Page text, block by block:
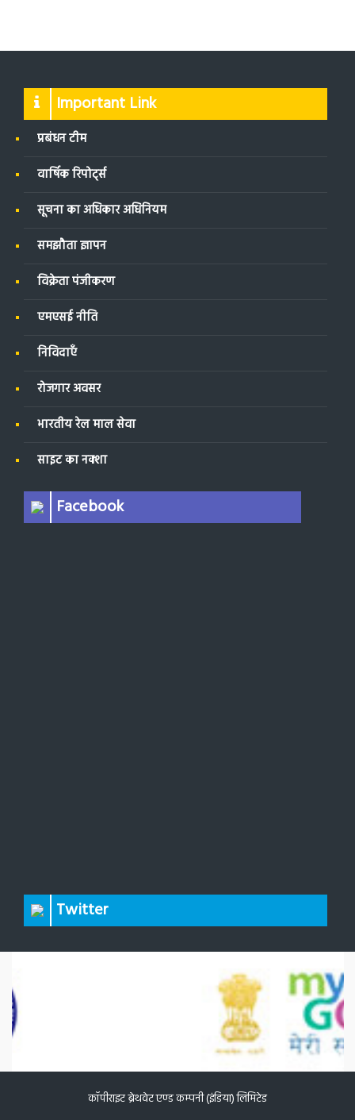
Important Link
प्रबंधन टीम
वार्षिक रिपोर्ट्स
सूचना का अधिकार अधिनियम
समझौता ज्ञापन
विक्रेता पंजीकरण
एमएसई नीति
निविदाएँ
रोजगार अवसर
भारतीय रेल माल सेवा
साइट का नक्शा
Facebook
Twitter
कॉपीराइट ब्रेथवेट एण्ड कम्पनी (इंडिया) लिमिटेड